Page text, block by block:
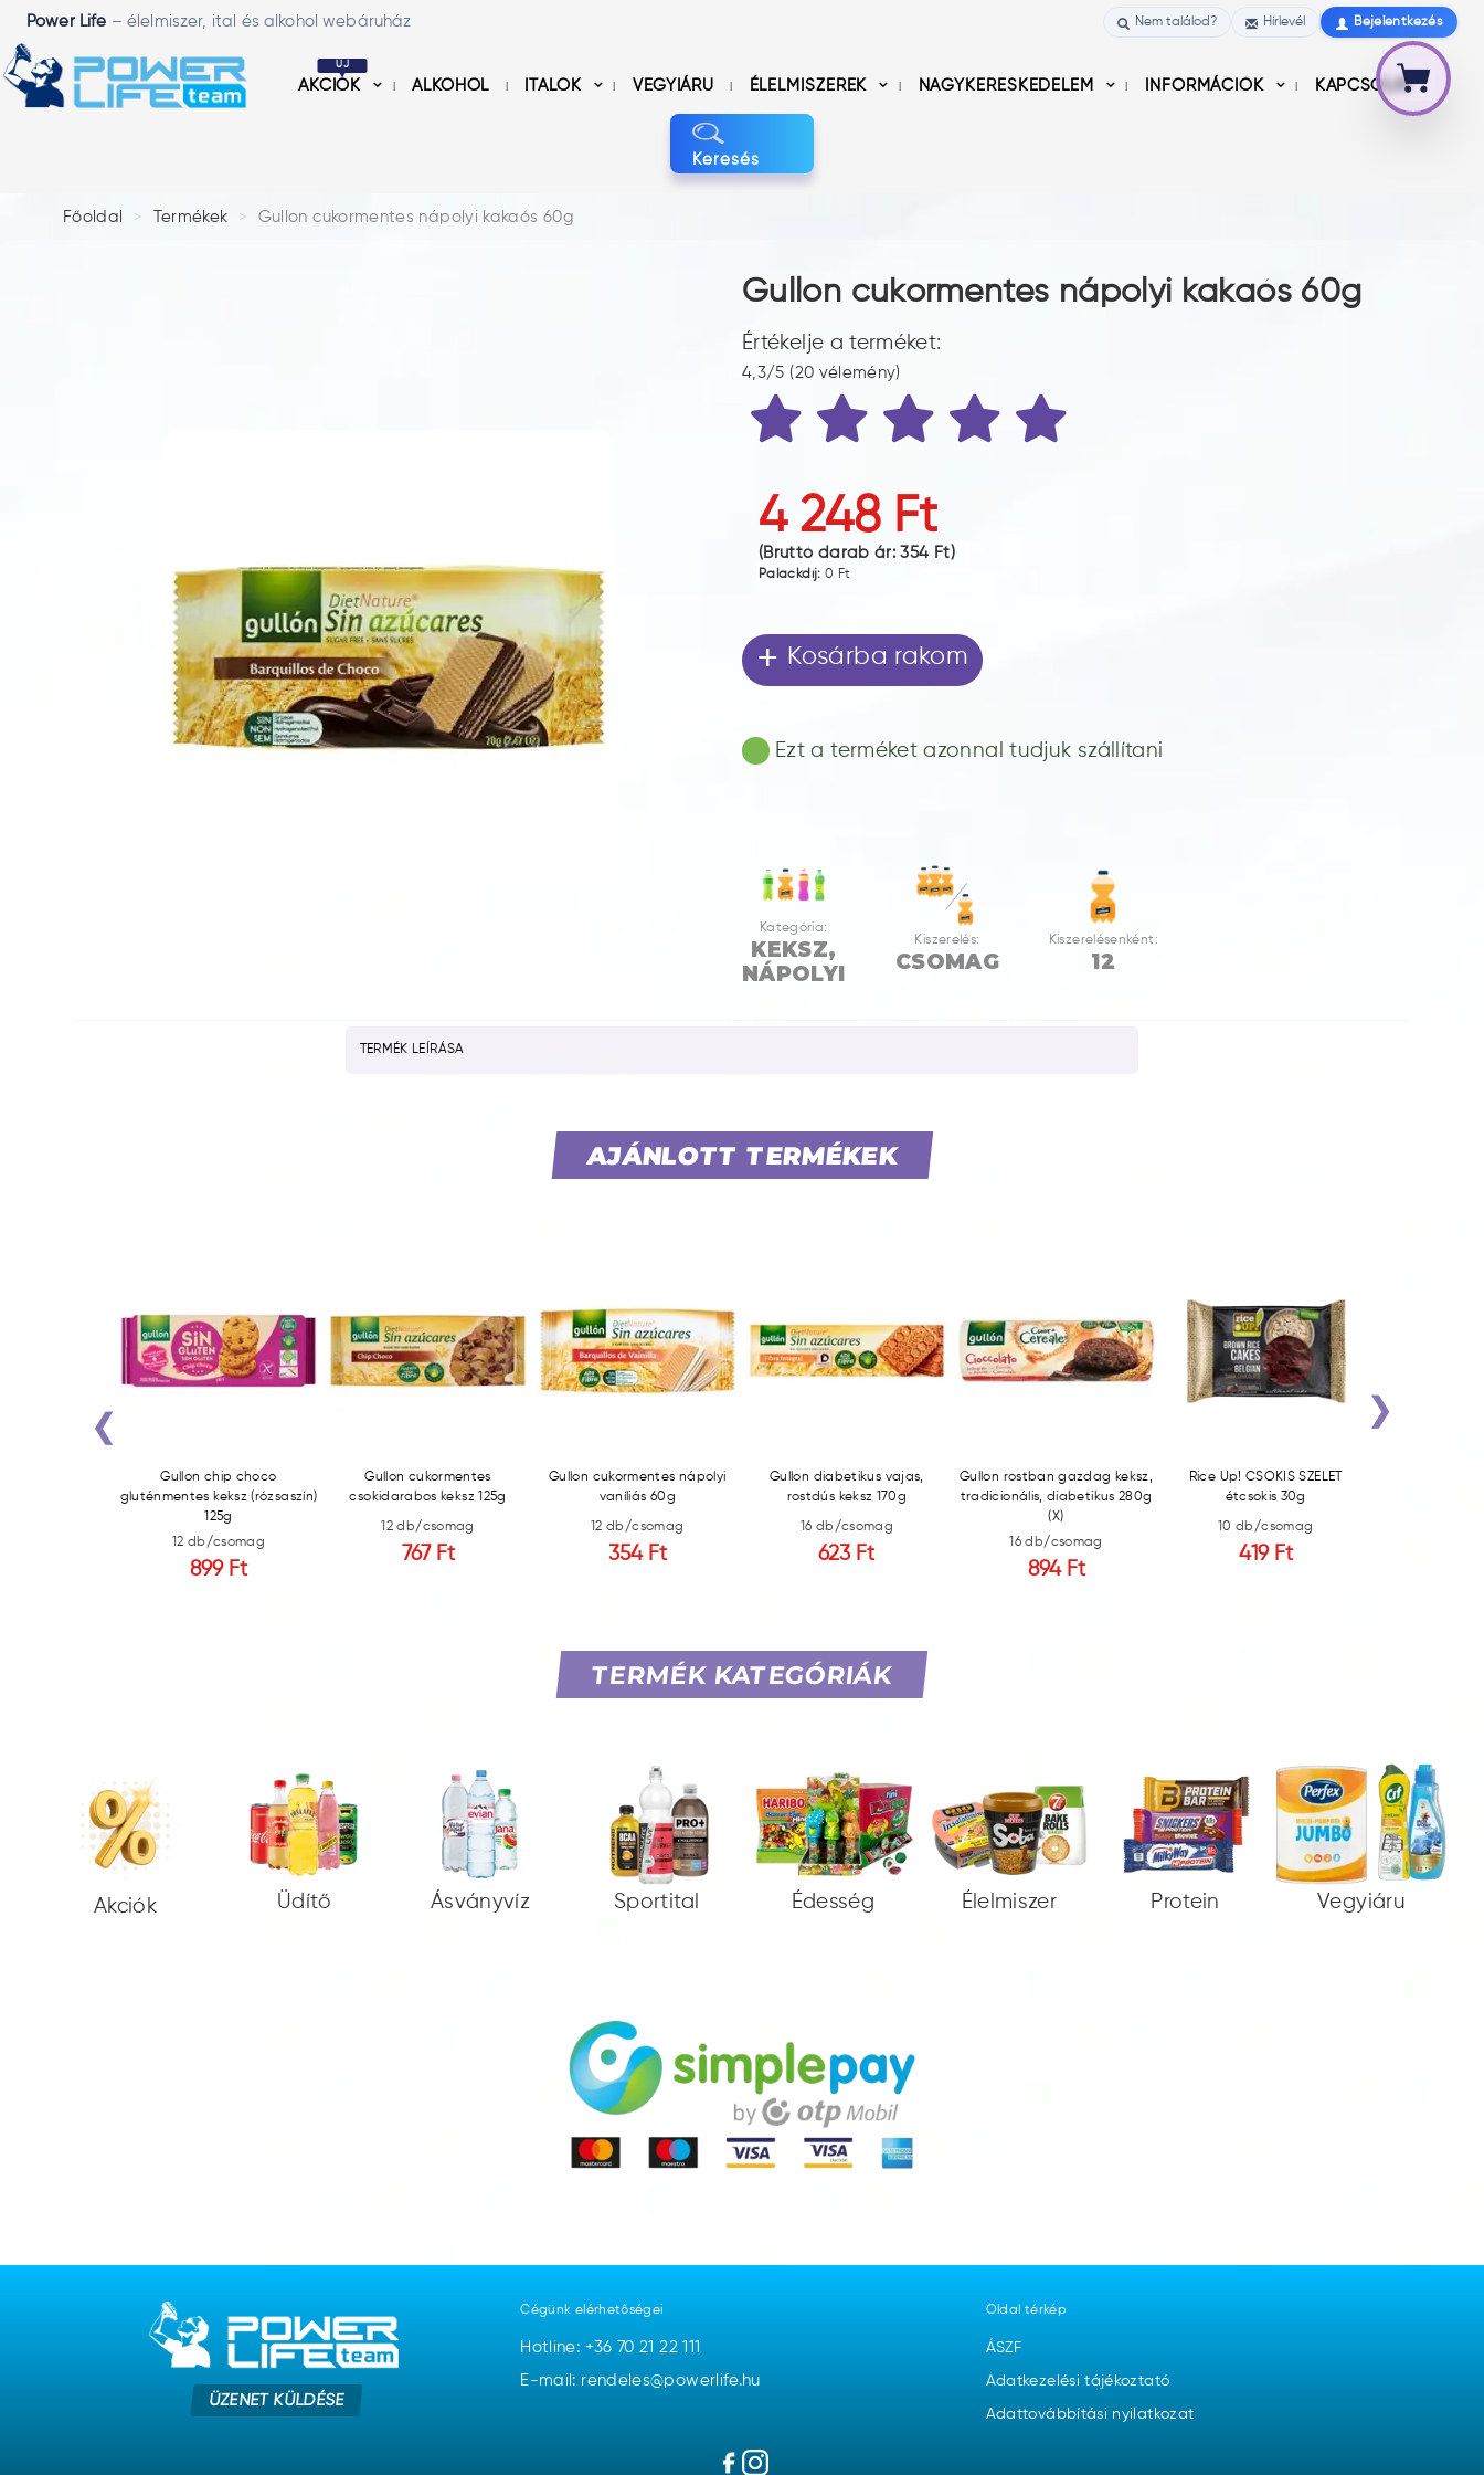
Power Life – élelmiszer, ital és alkohol webáruház Nem találod? Hírlevél Bejelentkezés
ÚJ
AKCIÓK ALKOHOL ITALOK VEGYIÁRU ÉLELMISZEREK NAGYKERESKEDELEM INFORMÁCIÓK KAPCSOLAT
Keresés
Főoldal Termékek Gullon cukormentes nápolyi kakaós 60g
Gullon cukormentes nápolyi kakaós 60g
Értékelje a terméket:
4,3/5 (20 vélemény)
4 248 Ft
(Bruttó darab ár:354 Ft)
Palackdíj: 0 Ft
+ Kosárba rakom
Ezt a terméket azonnal tudjuk szállítani
Kategória:
KEKSZ,
NÁPOLYI
Kiszerelés:
CSOMAG
Kiszerelésenként:
12
TERMÉK LEÍRÁSA
AJÁNLOTT TERMÉKEK
Gullon chip choco
gluténmentes keksz (rózsaszín)
125g
12 db/csomag
899 Ft
Gullon cukormentes
csokidarabos keksz 125g
12 db/csomag
767 Ft
Gullon cukormentes nápolyi
vaníliás 60g
12 db/csomag
354 Ft
Gullon diabetikus vajas,
rostdús keksz 170g
16 db/csomag
623 Ft
Gullon rostban gazdag keksz,
tradicionális, diabetikus 280g
(X)
16 db/csomag
894 Ft
Rice Up! CSOKIS SZELET
étcsokis 30g
10 db/csomag
419 Ft
‹ ›
TERMÉK KATEGÓRIÁK
Akciók Üdítő Ásványvíz Sportital Édesség Élelmiszer Protein Vegyiáru
ÜZENET KÜLDÉSE
Cégünk elérhetőségei
Hotline: +36 70 21 22 111
E-mail: rendeles@powerlife.hu
Oldal térkép
ÁSZF
Adatkezelési tájékoztató
Adattovábbítási nyilatkozat